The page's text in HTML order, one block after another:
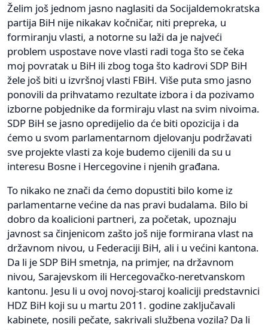
Želim još jednom jasno naglasiti da Socijaldemokratska
partija BiH nije nikakav kočničar, niti prepreka, u
formiranju vlasti, a notorne su laži da je najveći
problem uspostave nove vlasti radi toga što se čeka
moj povratak u BiH ili zbog toga što kadrovi SDP BiH
žele još biti u izvršnoj vlasti FBiH. Više puta smo jasno
ponovili da prihvatamo rezultate izbora i da pozivamo
izborne pobjednike da formiraju vlast na svim nivoima.
SDP BiH se jasno opredijelio da će biti opozicija i da
ćemo u svom parlamentarnom djelovanju podržavati
sve projekte vlasti za koje budemo cijenili da su u
interesu Bosne i Hercegovine i njenih građana.
To nikako ne znači da ćemo dopustiti bilo kome iz
parlamentarne većine da nas pravi budalama. Bilo bi
dobro da koalicioni partneri, za početak, upoznaju
javnost sa činjenicom zašto još nije formirana vlast na
državnom nivou, u Federaciji BiH, ali i u većini kantona.
Da li je SDP BiH smetnja, na primjer, na državnom
nivou, Sarajevskom ili Hercegovačko-neretvanskom
kantonu. Jesu li u ovoj novoj-staroj koaliciji predstavnici
HDZ BiH koji su u martu 2011. godine zaključavali
kabinete, nosili pečate, sakrivali službena vozila? Da li